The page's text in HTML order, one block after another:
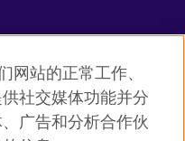
网站的正常工作、
社交媒体功能并分
广告和分析合作伙